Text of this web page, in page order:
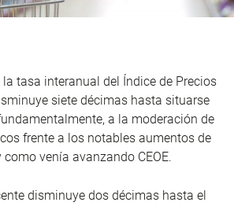
la tasa interanual del Índice de Precios
siete décimas hasta situarse
a la moderación de
frente a los notables aumentos de
venía avanzando CEOE.
disminuye dos décimas hasta el